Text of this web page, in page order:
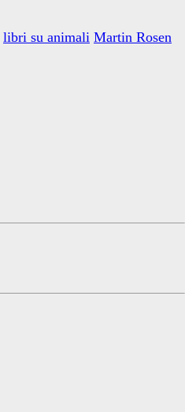
libri su animali Martin Rosen